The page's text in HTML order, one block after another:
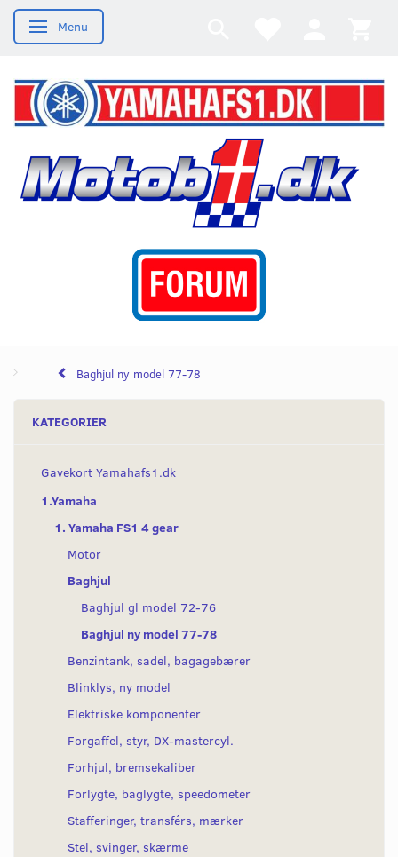
Skifte navigation
Menu
Baghjul ny model 77-78
KATEGORIER
Gavekort Yamahafs1.dk
1.Yamaha
1. Yamaha FS1 4 gear
Motor
Baghjul
Baghjul gl model 72-76
Baghjul ny model 77-78
Benzintank, sadel, bagagebærer
Blinklys, ny model
Elektriske komponenter
Forgaffel, styr, DX-mastercyl.
Forhjul, bremsekaliber
Forlygte, baglygte, speedometer
Stafferinger, transférs, mærker
Stel, svinger, skærme